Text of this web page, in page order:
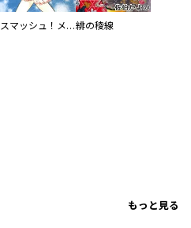
スマッシュ！メグ緋の稜線
もっと見る